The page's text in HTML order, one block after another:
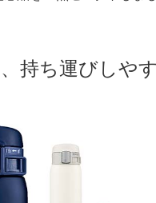
持ち運びしや